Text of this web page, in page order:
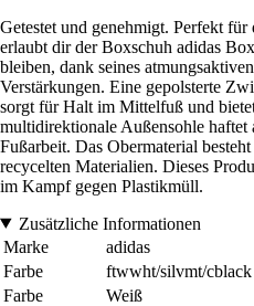
Getestet und genehmigt. Perfekt
erlaubt dir der Boxschuh adidas
bleiben, dank seines
Verstärkungen. Eine gepolsterte
sorgt für Halt im Mittelfuß und
multidirektionale Außensohle haftet
Fußarbeit. Das Obermaterial
recycelten Materialien. Dieses
im Kampf gegen Plastikmüll.
Zusätzliche Informationen
Marke
adidas
Farbe
ftwwht/silvmt/cblack
Farbe
Weiß